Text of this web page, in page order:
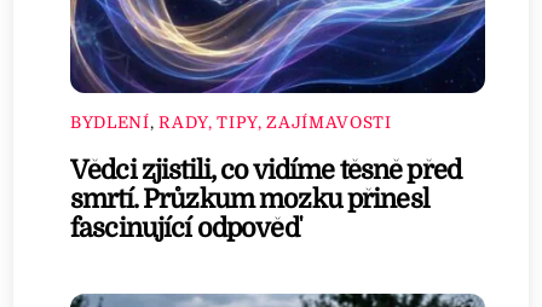
BYDLENÍ,RADY, TIPY, ZAJÍMAVOSTI
Vědci zjistili, co vidíme těsně před
smrtí. Průzkum mozku přinesl
fascinující odpověď